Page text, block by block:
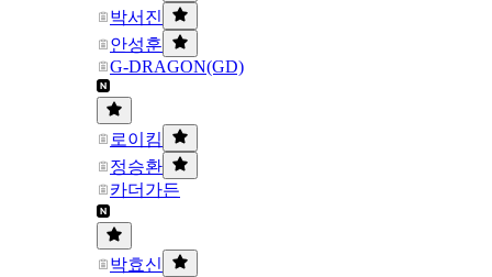
박서진
안성훈
G-DRAGON(GD)
로이킴
정승환
카더가든
박효신